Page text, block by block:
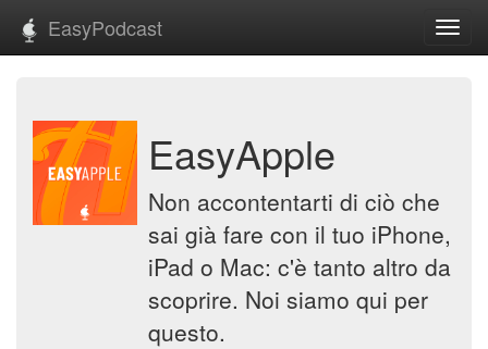
EasyPodcast
EasyApple
Non accontentarti di ciò che
sai già fare con il tuo iPhone,
iPad o Mac: c'è tanto altro da
scoprire. Noi siamo qui per
questo.